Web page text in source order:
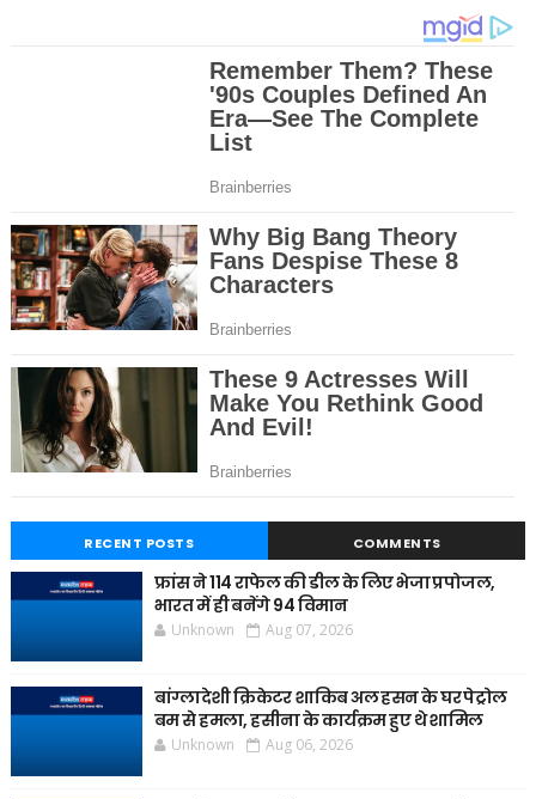
RECENT POSTS COMMENTS
फ्रांस ने 114 राफेल की डील के लिए भेजा प्रपोजल,
भारत में ही बनेंगे 94 विमान
Unknown Aug 07, 2026
बांग्लादेशी क्रिकेटर शाकिब अल हसन के घर पेट्रोल
बम से हमला, हसीना के कार्यक्रम हुए थे शामिल
Unknown Aug 06, 2026